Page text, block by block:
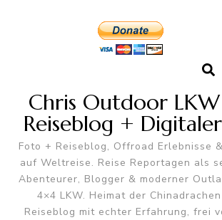
Chris Outdoor
Reiseblog +
Foto + Reiseblog, Offroad Erlebnisse
auf Weltreise. Reise Reportagen als
Abenteurer, Blogger & moderner
4×4 LKW. Heimat der
Reiseblog mit echter Erfahrung, frei